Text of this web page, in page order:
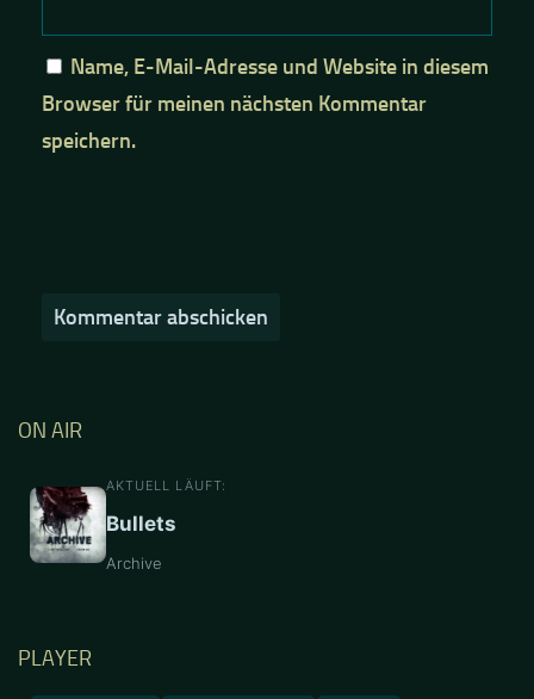
Name, E-Mail-Adresse und Website in diesem
Browser für meinen nächsten Kommentar
speichern.
ON AIR
AKTUELL LÄUFT:
Bullets
Archive
PLAYER